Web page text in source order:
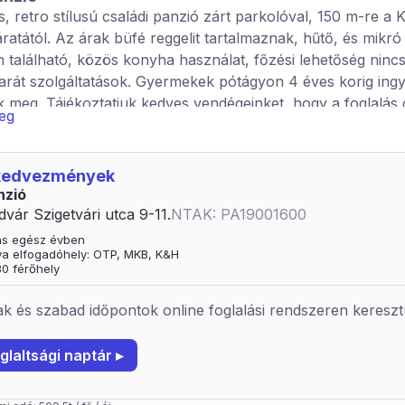
retro stílusú családi panzió zárt parkolóval, 150 m-re a
Az árak büfé reggelit tartalmaznak, hűtő, és mikró
található, közös konyha használat, főzési lehetőség
szolgáltatások. Gyermekek pótágyon 4 éves korig
meg. Tájékoztatjuk kedves vendégeinket, hogy a foglalás
után válik véglegessé, annak hiányában
fizetés sajnos nem lehetséges. Korai időszakban érkező
tájékoztatjuk, hogy panziónk szezonális jellegű, így
Szigetvári utca 9-11.NTAK: PA19001600
egész évben
elfogadóhely: OTP, MKB, K&H
férőhely
és szabad időpontok online foglalási rendszeren
naptár ▸